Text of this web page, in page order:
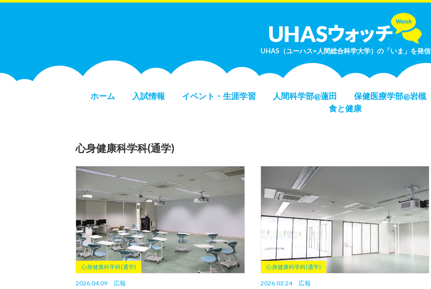
UHAS（ユーハス=人間総合科学大学）の「いま」を発信
ホーム 入試情報 イベント・生涯学習 人間科学部@蓮田 保健医療学部@岩槻
食と健康
心身健康科学科(通学)
心身健康科学科(通学)
2026.04.09 広報
心身健康科学科(通学)
2026.03.24 広報